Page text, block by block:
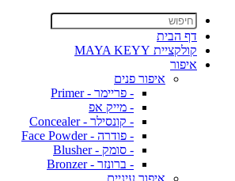
דף הבית
קולקציית MAYA KEYY
איפור
איפור פנים
- פריימר - Primer
- מייק אפ
- קונסילר - Concealer
- פודרה - Face Powder
- סומק - Blusher
- ברונזר - Bronzer
איפור עיניים